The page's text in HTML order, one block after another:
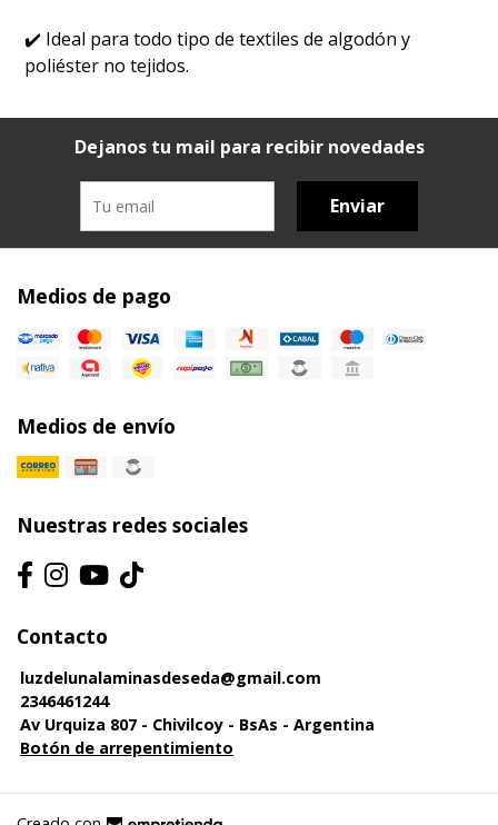
✔️ Ideal para todo tipo de textiles de algodón y
poliéster no tejidos.
Dejanos tu mail para recibir novedades
Enviar
Medios de pago
Medios de envío
Nuestras redes sociales
Contacto
luzdelunalaminasdeseda@gmail.com
2346461244
Av Urquiza 807 - Chivilcoy - BsAs - Argentina
Botón de arrepentimiento